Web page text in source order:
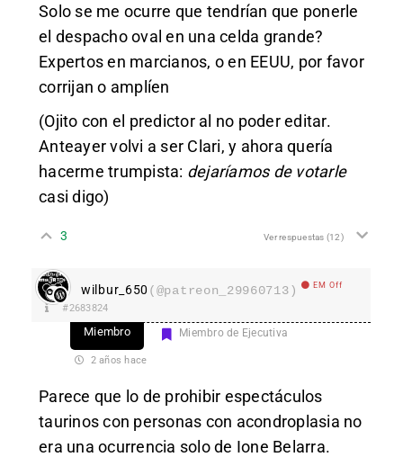
Solo se me ocurre que tendrían que ponerle
el despacho oval en una celda grande?
Expertos en marcianos, o en EEUU, por favor
corrijan o amplíen
(Ojito con el predictor al no poder editar.
Anteayer volvi a ser Clari, y ahora quería
hacerme trumpista: dejaríamos de votarle
casi digo)
3 Ver respuestas (12)
wilbur_650 (@patreon_29960713) EM Off
#2683824
Miembro Miembro de Ejecutiva
2 años hace
Parece que lo de prohibir espectáculos
taurinos con personas con acondroplasia no
era una ocurrencia solo de Ione Belarra.